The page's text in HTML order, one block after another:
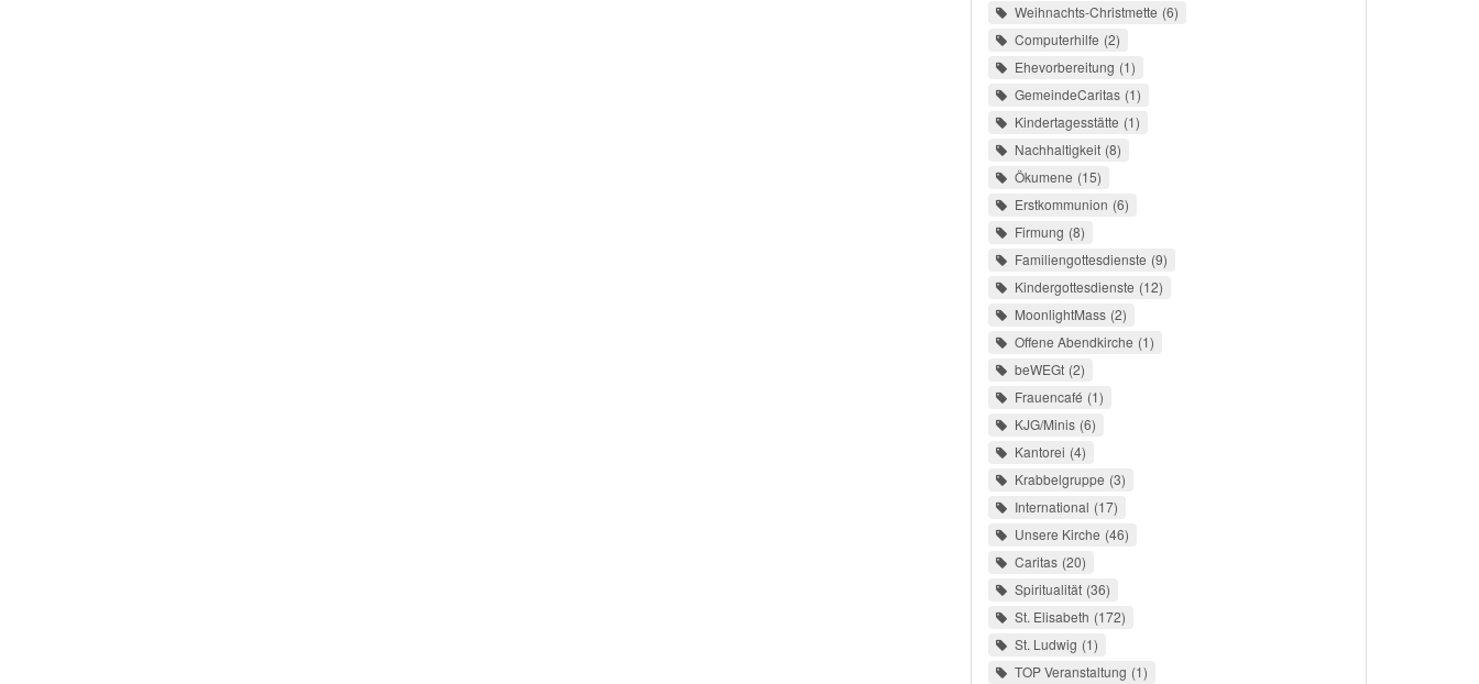
Weihnachts-Christmette 6
Computerhilfe 2
Ehevorbereitung 1
GemeindeCaritas 1
Kindertagesstätte 1
Nachhaltigkeit 8
Ökumene 15
Erstkommunion 6
Firmung 8
Familiengottesdienste 9
Kindergottesdienste 12
MoonlightMass 2
Offene Abendkirche 1
beWEGt 2
Frauencafé 1
KJG/Minis 6
Kantorei 4
Krabbelgruppe 3
International 17
Unsere Kirche 46
Caritas 20
Spiritualität 36
St. Elisabeth 172
St. Ludwig 1
TOP Veranstaltung 1